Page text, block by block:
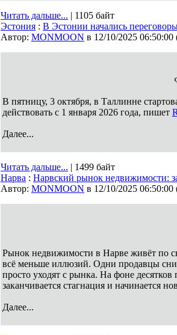
Читать дальше... | 1105 байт
Эстония : В Эстонии начались
Автор: MONMOON в 12/10/2025 06:50:00
В пятницу, 3 октября, в Таллинне
действовать с 1 января 2026 года, пишет
Далее...
Читать дальше... | 1499 байт
Нарва : Нарвский рынок недвижимости:
Автор: MONMOON в 12/10/2025 06:50:00
Рынок недвижимости в Нарве живёт по
всё меньше иллюзий. Одни продавцы
просто уходят с рынка. На фоне
заканчивается стагнация и начинается
Далее...